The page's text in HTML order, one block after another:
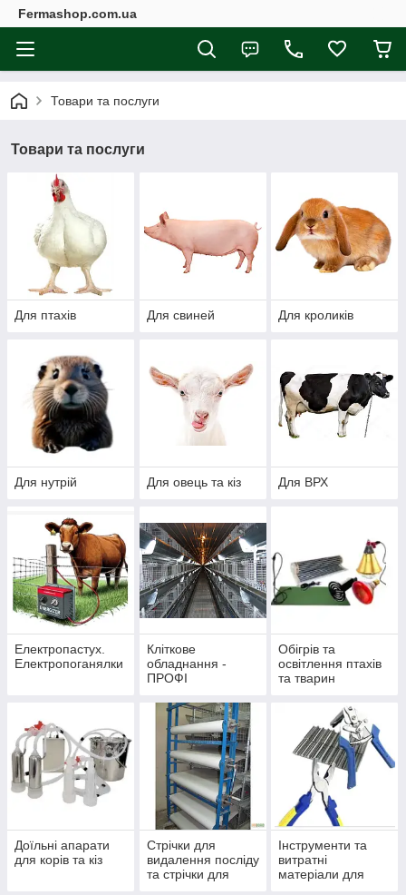
Fermashop.com.ua
Товари та послуги
Товари та послуги
Для птахів Для свиней Для кроликів
Для нутрій Для овець та кіз Для ВРХ
Електропастух.
Електропоганялки
Кліткове
обладнання -
ПРОФІ
Обігрів та
освітлення птахів
та тварин
Доїльні апарати
для корів та кіз
Стрічки для
видалення посліду
та стрічки для
Інструменти та
витратні
матеріали для